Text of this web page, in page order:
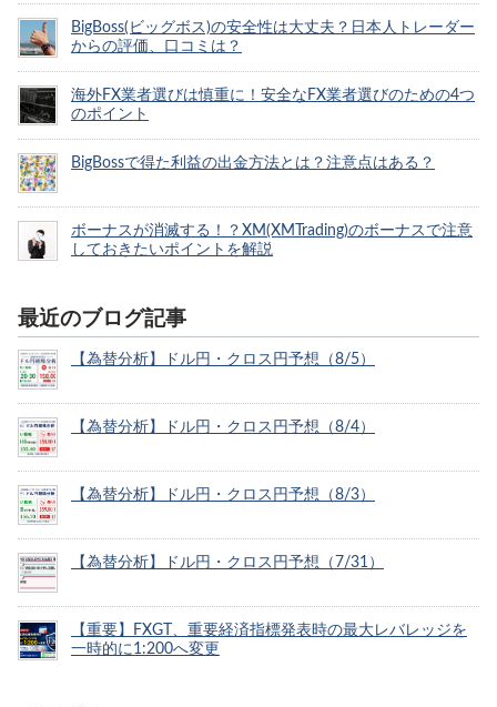
BigBoss(ビッグボス)の安全性は大丈夫？日本人トレーダー
からの評価、口コミは？
海外FX業者選びは慎重に！安全なFX業者選びのための4つ
のポイント
BigBossで得た利益の出金方法とは？注意点はある？
ボーナスが消滅する！？XM(XMTrading)のボーナスで注意
しておきたいポイントを解説
最近のブログ記事
【為替分析】ドル円・クロス円予想（8/5）
【為替分析】ドル円・クロス円予想（8/4）
【為替分析】ドル円・クロス円予想（8/3）
【為替分析】ドル円・クロス円予想（7/31）
【重要】FXGT、重要経済指標発表時の最大レバレッジを
一時的に1:200へ変更